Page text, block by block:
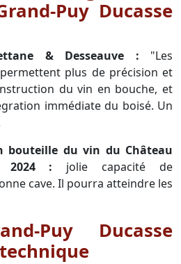
Puy Ducasse
& Desseauve : "Les
plus de précision et
du vin en bouche, et
immédiate du boisé. Un
bouteille du vin du Château
2024 : jolie capacité de
cave. Il pourra atteindre les
Puy Ducasse